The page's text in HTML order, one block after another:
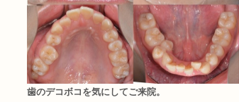
歯のデコボコを気にしてご来院。